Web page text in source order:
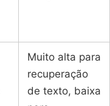
Muito alta para
recuperação
de texto, baixa